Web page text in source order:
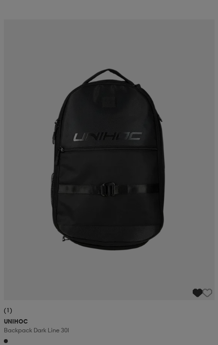
(1)
UNIHOC
Backpack Dark Line 30l